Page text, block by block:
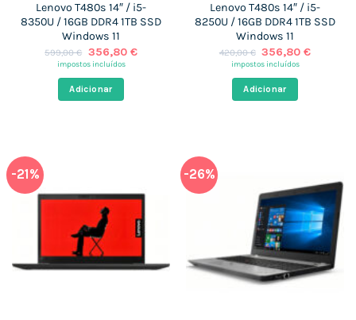
Lenovo T480s 14″ / i5-
8350U / 16GB DDR4 1TB SSD
Windows 11
599,00€ O
preço
era:
599,00 €.
356,80 €O
impostos incluídos
Adicionar
Lenovo T480s 14″ / i5-
8250U / 16GB DDR4 1TB SSD
Windows 11
420,00€ O
preço
era:
420,00 €.
356,80€O
impostos incluídos
Adicionar
-21% -26%